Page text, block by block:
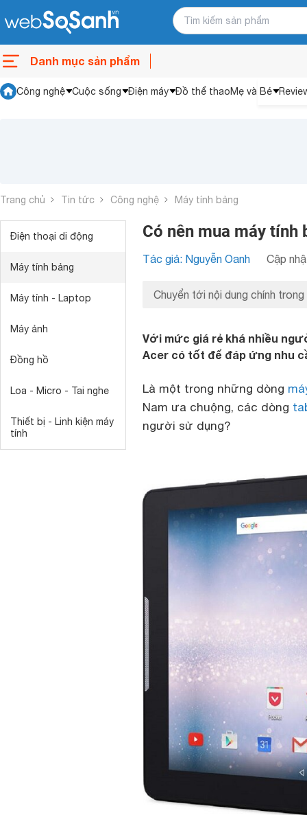
Danh mục sản phẩm
Công nghệ Cuộc sống Điện máy Đồ thể thaoMẹ và Bé
Trang chủ Tin tức Công nghệ Máy tính bảng
Điện thoại di động
Máy tính bảng
Máy tính - Laptop
Máy ảnh
Đồng hồ
Loa - Micro - Tai nghe
Thiết bị - Linh kiện máy
tính
Có nên mua máy tính
Tác giả: Nguyễn Oanh Cập
Chuyển tới nội dung chính trong
Với mức giá rẻ khá nhiều
Acer có tốt để đáp ứng nhu
Là một trong những dòng
Nam ưa chuộng, các dòng
người sử dụng?